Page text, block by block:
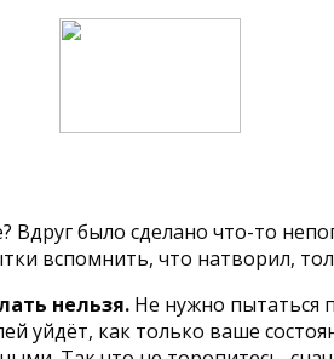
было сделано что-то
вспомнить, что натворил,
нельзя. Не нужно пытаться
уйдёт, как только ваше